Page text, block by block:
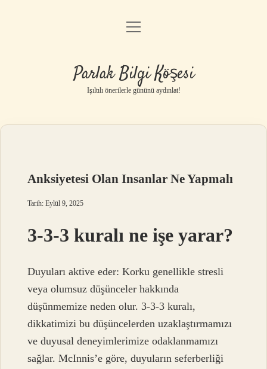
Anasayfa
Yasal Uyarı
menüyü
Parlak Bilgi Köşesi
Işıltılı önerilerle gününü aydınlat!
Anksiyetesi Olan Insanlar Ne Yapmalı
Tarih: Eylül 9, 2025
3-3-3 kuralı ne işe yarar?
Duyuları aktive eder: Korku genellikle stresli
veya olumsuz düşünceler hakkında
düşünmemize neden olur. 3-3-3 kuralı,
dikkatimizi bu düşüncelerden uzaklaştırmamızı
ve duyusal deneyimlerimize odaklanmamızı
sağlar. McInnis’e göre, duyuların seferberliği